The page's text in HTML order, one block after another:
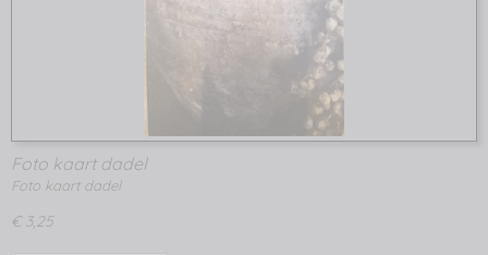
Foto kaart dadel
Foto kaart dadel
€ 3,25